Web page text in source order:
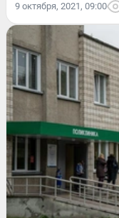
9 октября, 2021, 09:00